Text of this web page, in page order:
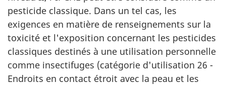
pesticide classique. Dans un tel cas, les
exigences en matière de renseignements sur la
toxicité et l'exposition concernant les pesticides
classiques destinés à une utilisation personnelle
comme insectifuges (catégorie d'utilisation 26 -
Endroits en contact étroit avec la peau et les